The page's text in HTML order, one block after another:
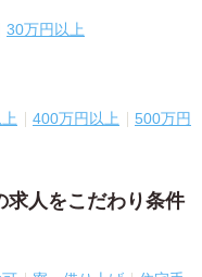
30万円以上
400万円以上
500万円
求人をこだわり条件